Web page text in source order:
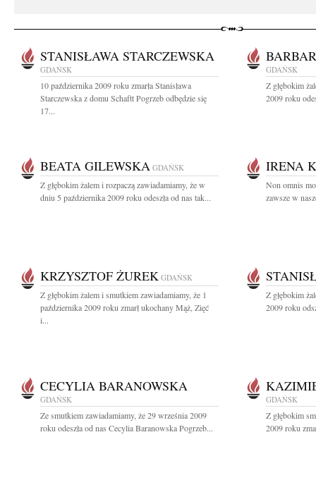
STANISŁAWA STARCZEWSKA
GDAŃSK
10 października 2009 roku zmarła Stanisława
Starczewska z domu Schaftt Pogrzeb odbędzie się
17...
GDAŃSK
Z głębokim
2009 roku
BEATA GILEWSKA GDAŃSK
Z głębokim żalem i rozpaczą zawiadamiamy, że w
dniu 5 października 2009 roku odeszła od nas tak...
IRENA
Non omnis
zawsze w
KRZYSZTOF ŻUREK GDAŃSK
Z głębokim żalem i smutkiem zawiadamiamy, że 1
października 2009 roku zmarł ukochany Mąż, Zięć
i...
Z głębokim
2009 roku
CECYLIA BARANOWSKA
GDAŃSK
Ze smutkiem zawiadamiamy, że 29 września 2009
roku odeszła od nas Cecylia Baranowska Pogrzeb...
GDAŃSK
Z głębokim
2009 roku